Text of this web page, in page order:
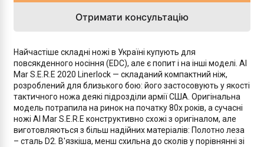
Отримати консультацію
Найчастіше складні ножі в Україні купують для
повсякденного носіння (EDC), але є попит і на інші моделі. Al
Mar S.E.R.E 2020 Linerlock — складаний компактний ніж,
розроблений для близького бою: його застосовують у якості
тактичного ножа деякі підрозділи армії США. Оригінальна
модель потрапила на ринок на початку 80х років, а сучасні
ножі Al Mar S.E.R.E конструктивно схожі з оригіналом, але
виготовляються з більш надійних матеріалів: Полотно леза
– сталь D2. В'язкіша, менш схильна до сколів у порівнянні зі